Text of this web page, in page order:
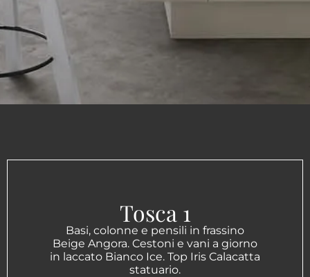
Tosca 1
Basi, colonne e pensili in frassino
Beige Angora. Cestoni e vani a giorno
in laccato Bianco Ice. Top Iris Calacatta
statuario.